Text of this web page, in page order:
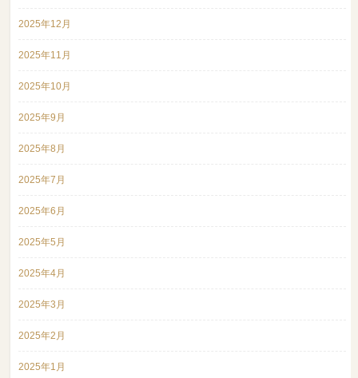
2025年12月
2025年11月
2025年10月
2025年9月
2025年8月
2025年7月
2025年6月
2025年5月
2025年4月
2025年3月
2025年2月
2025年1月